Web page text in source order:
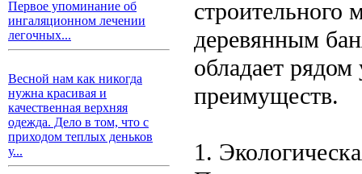
Первое упоминание об
ингаляционном лечении
легочных...
Весной нам как никогда
нужна красивая и
качественная верхняя
одежда. Дело в том, что с
приходом теплых деньков
у...
строительного
деревянным
обладает
преимуществ.
1.